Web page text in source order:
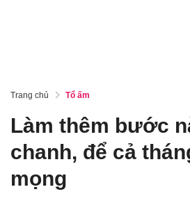
Trang chủ Tổ ấm
Làm thêm bước
chanh, để cả
mọng